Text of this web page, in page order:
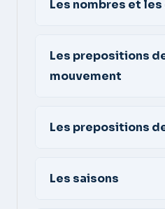
Les nombres et
Les prepositions
mouvement
Les prepositions
Les saisons